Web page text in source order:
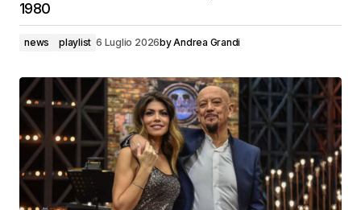
1980
news playlist 6 Luglio 2026byAndrea Grandi